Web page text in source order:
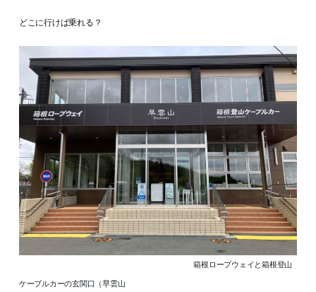
どこに行けば乗れる？
箱根ロープウェイと箱根登山
ケーブルカーの玄関口（早雲山